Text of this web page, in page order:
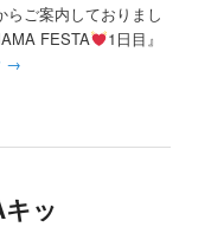
らご案内しておりまし
FESTA
1日目』
→
ッ